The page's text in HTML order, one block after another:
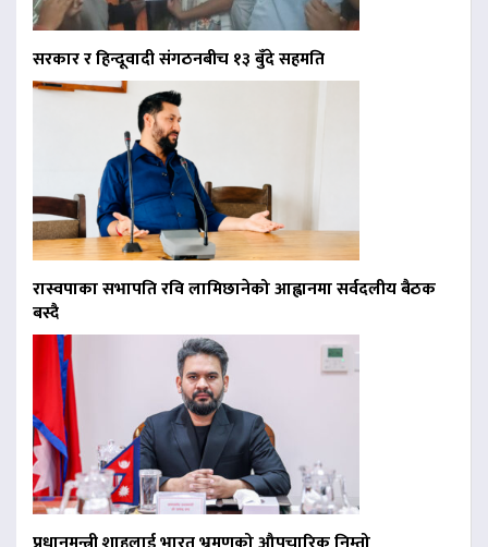
सरकार र हिन्दूवादी संगठनबीच १३ बुँदे सहमति
रास्वपाका सभापति रवि लामिछानेको आह्वानमा सर्वदलीय बैठक
बस्दै